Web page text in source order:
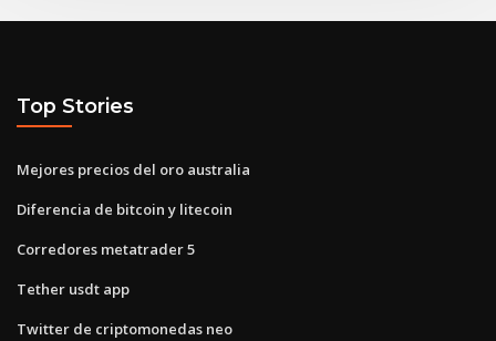
Top Stories
Mejores precios del oro australia
Diferencia de bitcoin y litecoin
Corredores metatrader 5
Tether usdt app
Twitter de criptomonedas neo